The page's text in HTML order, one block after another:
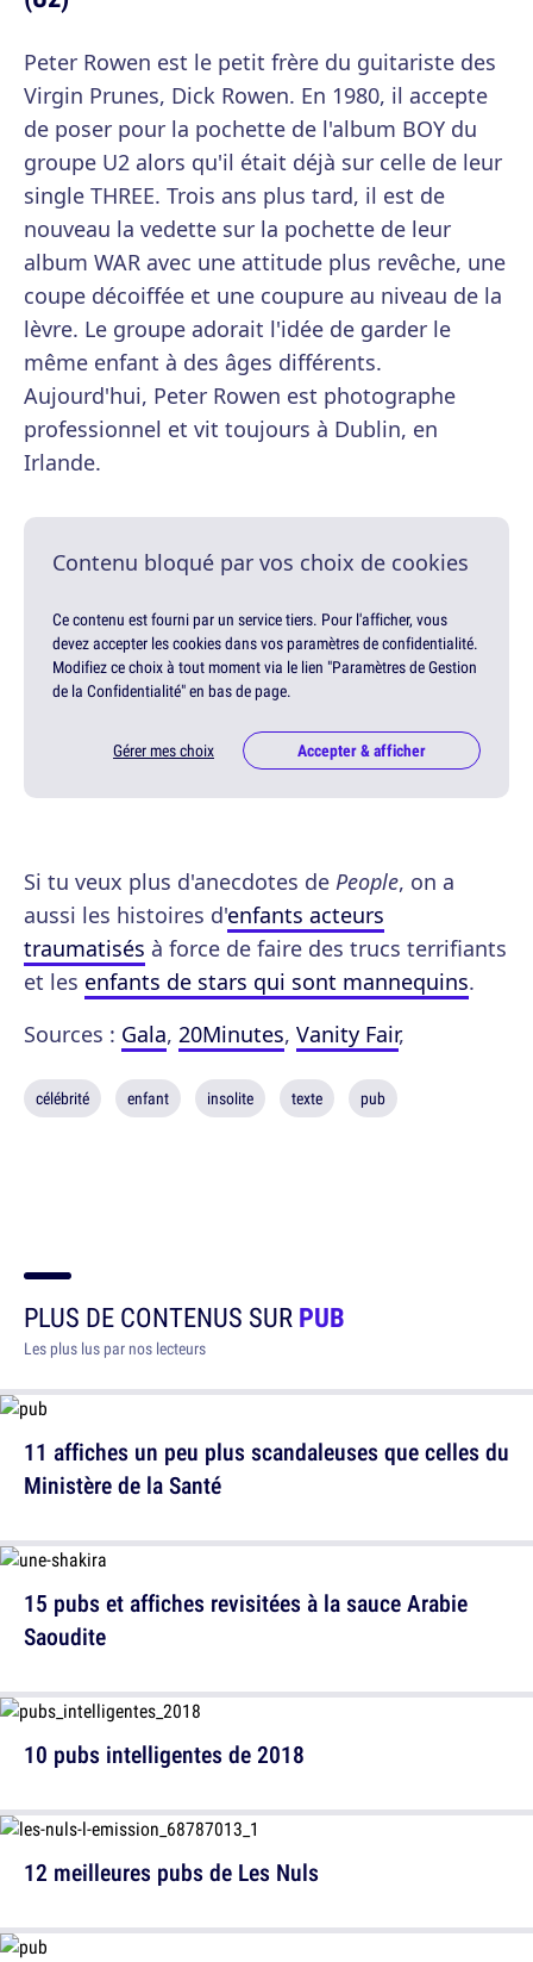
Peter Rowen est le petit frère du guitariste des
Virgin Prunes, Dick Rowen. En 1980, il accepte
de poser pour la pochette de l'album BOY du
groupe U2 alors qu'il était déjà sur celle de leur
single THREE. Trois ans plus tard, il est de
nouveau la vedette sur la pochette de leur
album WAR avec une attitude plus revêche, une
coupe décoiffée et une coupure au niveau de la
lèvre. Le groupe adorait l'idée de garder le
même enfant à des âges différents.
Aujourd'hui, Peter Rowen est photographe
professionnel et vit toujours à Dublin, en
Irlande.
Contenu bloqué par vos choix de cookies
Ce contenu est fourni par un service tiers. Pour l'afficher, vous
devez accepter les cookies dans vos paramètres de confidentialité.
Modifiez ce choix à tout moment via le lien "Paramètres de Gestion
de la Confidentialité" en bas de page.
Gérer mes choix Accepter & afficher
Si tu veux plus d'anecdotes de People, on a
aussi les histoires d'enfants acteurs
traumatisés à force de faire des trucs terrifiants
et les enfants de stars qui sont mannequins.
Sources : Gala, 20Minutes, Vanity Fair,
célébrité enfant insolite texte pub
PLUS DE CONTENUS SURPUB
Les plus lus par nos lecteurs
11 affiches un peu plus scandaleuses que celles du
Ministère de la Santé
10 pubs intelligentes de 2018
15 pubs et affiches revisitées à la sauce Arabie
Saoudite
12 meilleures pubs de Les Nuls